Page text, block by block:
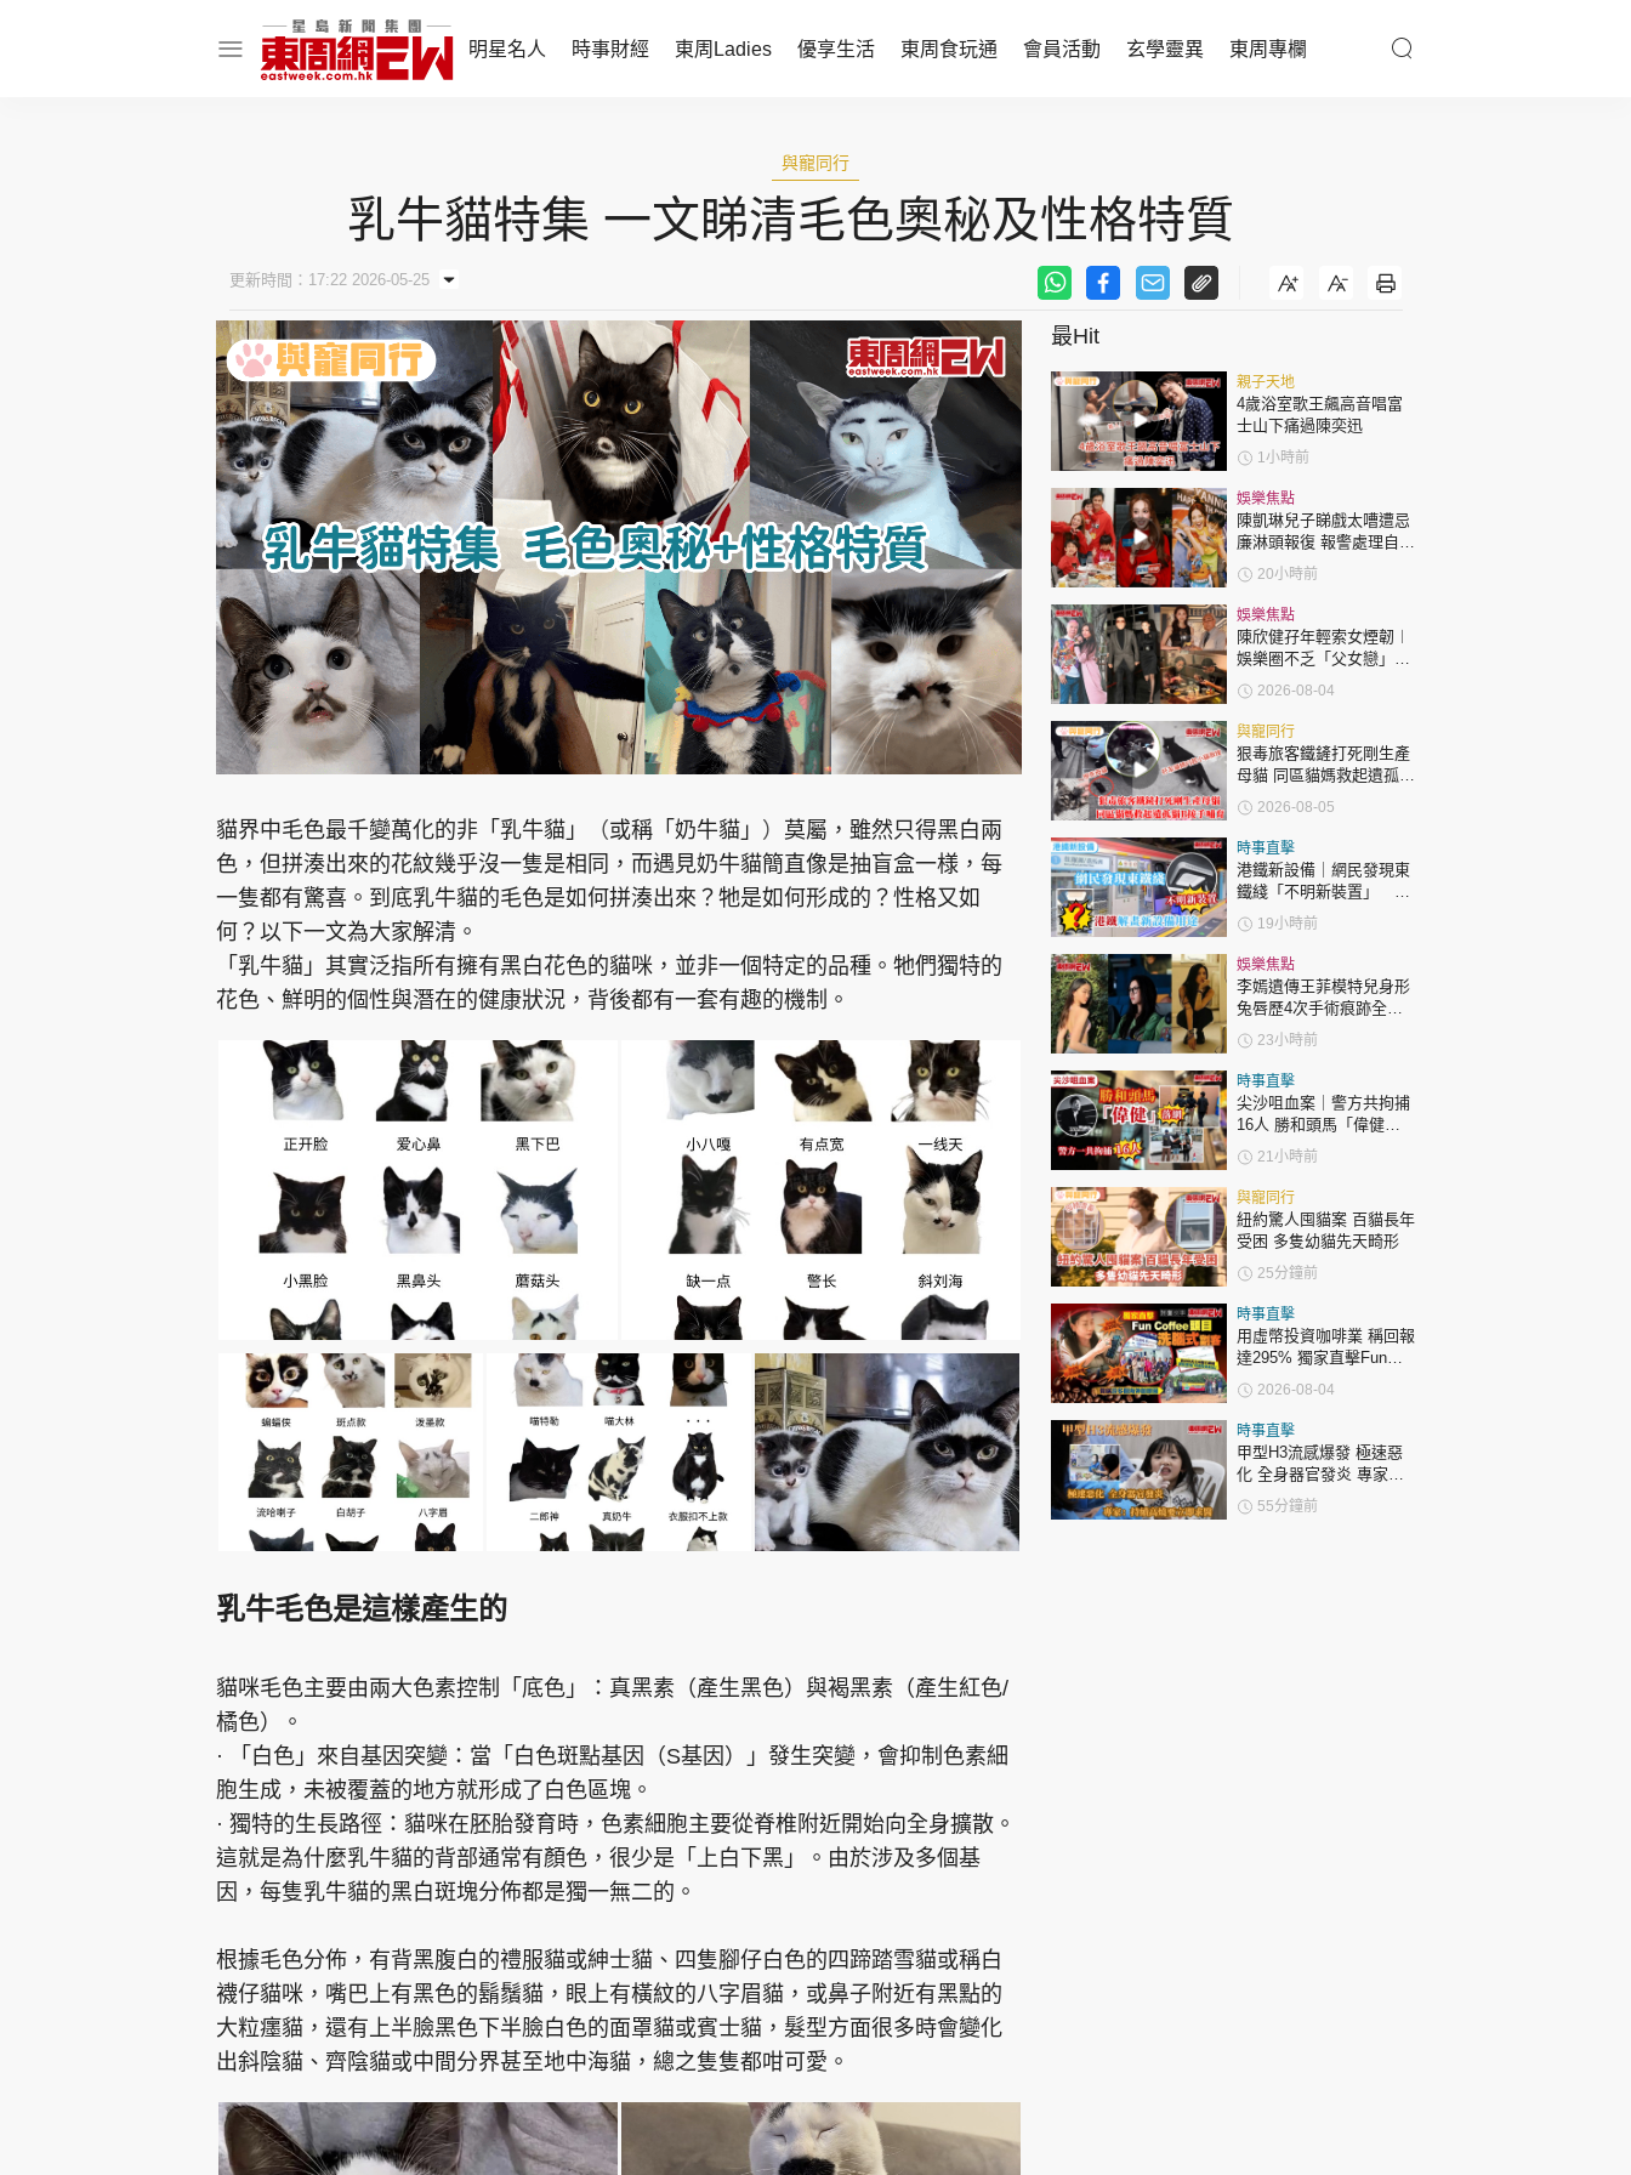
明星名人 時事財經 東周Ladies 優享生活 東周食玩通 會員活動 玄學靈異 東周專欄
東姑熱話
財經智庫
她世代力量
時尚生活
卓越女性
親子天地
與寵同行
東周食玩通
樂在灣區
飲食玩樂
會員活動
東周JETSO
玄學靈異
東勝運程
智富天下 李居明
神機妙算 李丞責
緣來有理 麥玲玲
鬼靈精怪 威師兄
東周專欄
娛樂名人
文化藝術
時政財經
健康生活
飲食旅遊
集團旗下品牌
東周刊 cazbuyer 東Touch PCM 電腦廣場 星島頭條 星島日報 頭條日報 星島環球 The Standard
Oh!爸媽 JobMarket 頭條搵工 EDUPLUS
Copyright © 東周網 版權所有 . 不得轉載 ©Eastweek.com.hk. All rights reserved.
與寵同行
乳牛貓特集 一文睇清毛色奧秘及性格特質
更新時間：17:22 2026-05-25
貓界中毛色最千變萬化的非「乳牛貓」 （或稱「奶牛貓」 ） 莫屬，雖然只得黑白兩
色，但拼湊出來的花紋幾乎沒一隻是相同，而遇見奶牛貓簡直像是抽盲盒一様，每
一隻都有驚喜。到底乳牛貓的毛色是如何拼湊出來？牠是如何形成的？性格又如
何？以下一文為大家解清。
「乳牛貓」其實泛指所有擁有黑白花色的貓咪，並非一個特定的品種。牠們獨特的
花色、鮮明的個性與潛在的健康狀況，背後都有一套有趣的機制。
乳牛毛色是這樣產生的
貓咪毛色主要由兩大色素控制「底色」：真黑素（產生黑色）與褐黑素（產生紅色/
橘色）。
· 「白色」來自基因突變：當「白色斑點基因（S基因）」發生突變，會抑制色素細
胞生成，未被覆蓋的地方就形成了白色區塊。
· 獨特的生長路徑：貓咪在胚胎發育時，色素細胞主要從脊椎附近開始向全身擴散。
這就是為什麼乳牛貓的背部通常有顏色，很少是「上白下黑」。由於涉及多個基
因，每隻乳牛貓的黑白斑塊分佈都是獨一無二的。
根據毛色分佈，有背黑腹白的禮服貓或紳士貓、四隻腳仔白色的四蹄踏雪貓或稱白
襪仔貓咪，嘴巴上有黑色的鬍鬚貓，眼上有橫紋的八字眉貓，或鼻子附近有黑點的
大粒癦貓，還有上半臉黑色下半臉白色的面罩貓或賓士貓，髮型方面很多時會變化
出斜陰貓、齊陰貓或中間分界甚至地中海貓，總之隻隻都咁可愛。
最Hit
親子天地
4歲浴室歌王飆高音唱富
士山下痛過陳奕迅
1小時前
娛樂焦點
陳凱琳兒子睇戲太嘈遭忌
廉淋頭報復 報警處理自責
護子不力 歐錦棠陳倩揚齊
表態「媽媽有責任」
20小時前
娛樂焦點
陳欣健孖年輕索女煙韌︱
娛樂圈不乏「父女戀」
「爺孫戀」 年齡差距最大
達51歲 最受矚目有李龍
基謝賢
2026-08-04
與寵同行
狠毒旅客鐵鏟打死剛生產
母貓 同區貓媽救起遺孤貓
B接手哺育
2026-08-05
時事直擊
港鐵新設備｜網民發現東
鐵綫「不明新裝置」 港
鐵解畫新設備用途
19小時前
娛樂焦點
李嫣遺傳王菲模特兒身形
兔唇歷4次手術痕跡全消
變身美少女顏值升級
23小時前
時事直擊
尖沙咀血案｜警方共拘捕
16人 勝和頭馬「偉健」
落網
21小時前
與寵同行
紐約驚人囤貓案 百貓長年
受困 多隻幼貓先天畸形
25分鐘前
時事直擊
用虛幣投資咖啡業 稱回報
達295% 獨家直擊Fun
Coffee頭目洗腦式劏客
2026-08-04
時事直擊
甲型H3流感爆發 極速惡
化 全身器官發炎 專家：
持續高燒要立即求醫
55分鐘前